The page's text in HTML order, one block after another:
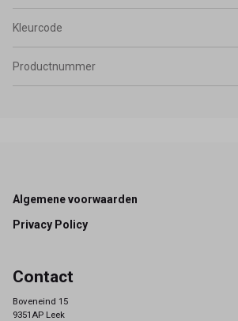
Kleurcode
Productnummer
Footer
Algemene voorwaarden
Privacy Policy
Contact
Boveneind 15
9351AP Leek